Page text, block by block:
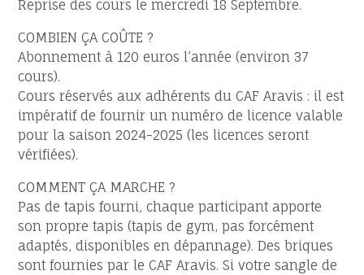
Reprise des cours le mercredi 18 Septembre.
COMBIEN ÇA COÛTE ?
Abonnement à 120 euros l’année (environ 37
cours).
Cours réservés aux adhérents du CAF Aravis : il est
impératif de fournir un numéro de licence valable
pour la saison 2024-2025 (les licences seront
vérifiées).
COMMENT ÇA MARCHE ?
Pas de tapis fourni, chaque participant apporte
son propre tapis (tapis de gym, pas forcément
adaptés, disponibles en dépannage). Des briques
sont fournies par le CAF Aravis. Si votre sangle de